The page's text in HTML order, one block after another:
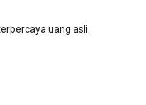
uang asli.